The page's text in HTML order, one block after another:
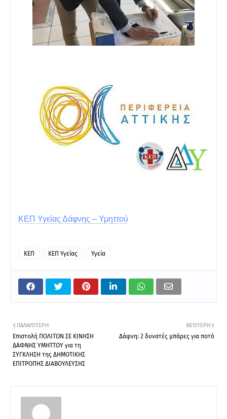
ΚΕΠ Υγείας Δάφνης – Υμηττού
ΚΕΠ ΚΕΠ Υγείας Υγεία
ΝΕΌΤΕΡΗ
Δάφνη: 2 δυνατές μπάρες για ποτό
ΠΑΛΑΙΌΤΕΡΗ
Επιστολή ΠΟΛΙΤΩΝ ΣΕ ΚΙΝΗΣΗ
ΔΑΦΝΗΣ ΥΜΗΤΤΟΥ για τη
ΣΥΓΚΛΗΣΗ της ΔΗΜΟΤΙΚΗΣ
ΕΠΙΤΡΟΠΗΣ ΔΙΑΒΟΥΛΕΥΣΗΣ